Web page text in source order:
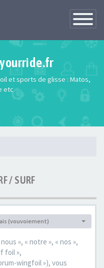
Toggle
et sports de glisse : Matos,
etc
/ SURF
:(vouvoiement)
», « notre », « nos »,
foil »,
wingfoil »), vous